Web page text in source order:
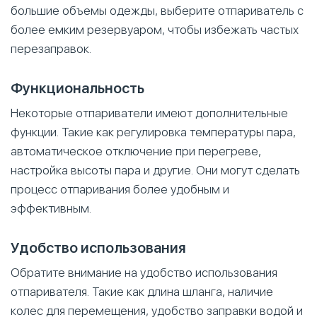
большие объемы одежды, выберите отпариватель с
более емким резервуаром, чтобы избежать частых
перезаправок.
Функциональность
Некоторые отпариватели имеют дополнительные
функции. Такие как регулировка температуры пара,
автоматическое отключение при перегреве,
настройка высоты пара и другие. Они могут сделать
процесс отпаривания более удобным и
эффективным.
Удобство использования
Обратите внимание на удобство использования
отпаривателя. Такие как длина шланга, наличие
колес для перемещения, удобство заправки водой и